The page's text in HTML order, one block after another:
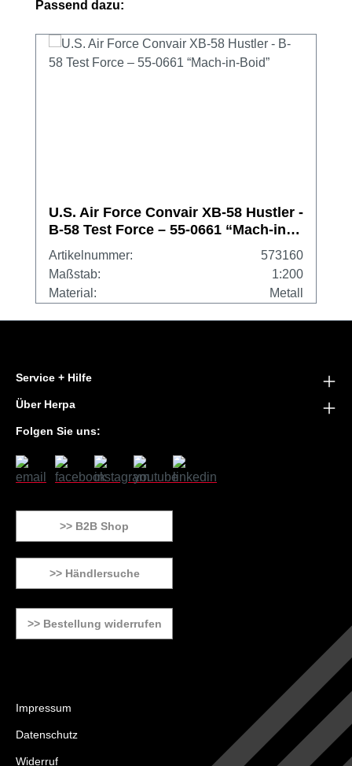
Produktgalerie überspringen
Passend dazu:
U.S. Air Force Convair XB-58 Hustler -
B-58 Test Force – 55-0661 “Mach-in-
Boid”
Artikelnummer:
573160
Maßstab:
1:200
Material:
Metall
Service + Hilfe
Über Herpa
Folgen Sie uns:
>> B2B Shop
>> Händlersuche
>> Bestellung widerrufen
Impressum
Datenschutz
Widerruf